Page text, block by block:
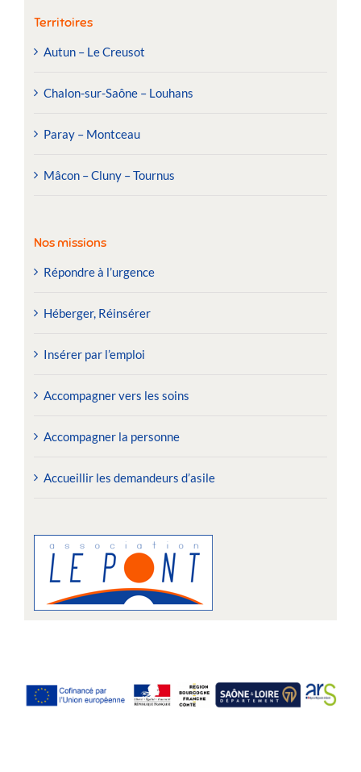
Territoires
Autun – Le Creusot
Chalon-sur-Saône – Louhans
Paray – Montceau
Mâcon – Cluny – Tournus
Nos missions
Répondre à l’urgence
Héberger, Réinsérer
Insérer par l’emploi
Accompagner vers les soins
Accompagner la personne
Accueillir les demandeurs d’asile